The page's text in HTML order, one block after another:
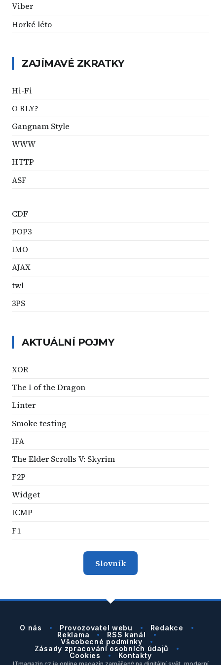
Viber
Horké léto
ZAJÍMAVÉ ZKRATKY
Hi-Fi
O RLY?
Gangnam Style
WWW
HTTP
ASF
CDF
POP3
IMO
AJAX
twl
3PS
AKTUÁLNÍ POJMY
XOR
The I of the Dragon
Linter
Smoke testing
IFA
The Elder Scrolls V: Skyrim
F2P
Widget
ICMP
F1
Slovník
O nás Provozovatel webu
Redakce
Reklama
RSS kanál
Všeobecné podmínky
Zásady zpracování osobních údajů
Cookies
Kontakty